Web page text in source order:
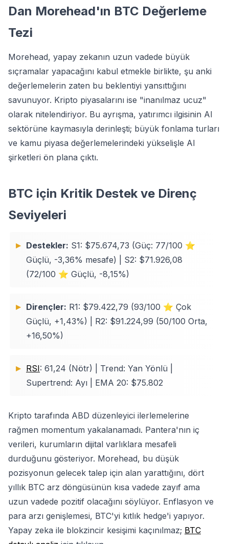
Dan Morehead'ın BTC Değerleme
Tezi
Morehead, yapay zekanın uzun vadede büyük
sıçramalar yapacağını kabul etmekle birlikte, şu anki
değerlemelerin zaten bu beklentiyi yansıttığını
savunuyor. Kripto piyasalarını ise "inanılmaz ucuz"
olarak nitelendiriyor. Bu ayrışma, yatırımcı ilgisinin AI
sektörüne kaymasıyla derinleşti; büyük fonlama turları
ve kamu piyasa değerlemelerindeki yükselişle AI
şirketleri ön plana çıktı.
BTC için Kritik Destek ve Direnç
Seviyeleri
Destekler: S1: $75.674,73 (Güç: 77/100 ⭐
Güçlü, -3,36% mesafe) | S2: $71.926,08
(72/100 ⭐ Güçlü, -8,15%)
Dirençler: R1: $79.422,79 (93/100 ⭐ Çok
Güçlü, +1,43%) | R2: $91.224,99 (50/100 Orta,
+16,50%)
RSI: 61,24 (Nötr) | Trend: Yan Yönlü |
Supertrend: Ayı | EMA 20: $75.802
Kripto tarafında ABD düzenleyici ilerlemelerine
rağmen momentum yakalanamadı. Pantera'nın iç
verileri, kurumların dijital varlıklara mesafeli
durduğunu gösteriyor. Morehead, bu düşük
pozisyonun gelecek talep için alan yarattığını, dört
yıllık BTC arz döngüsünün kısa vadede zayıf ama
uzun vadede pozitif olacağını söylüyor. Enflasyon ve
para arzı genişlemesi, BTC'yi kıtlık hedge'i yapıyor.
Yapay zeka ile blokzincir kesişimi kaçınılmaz; BTC